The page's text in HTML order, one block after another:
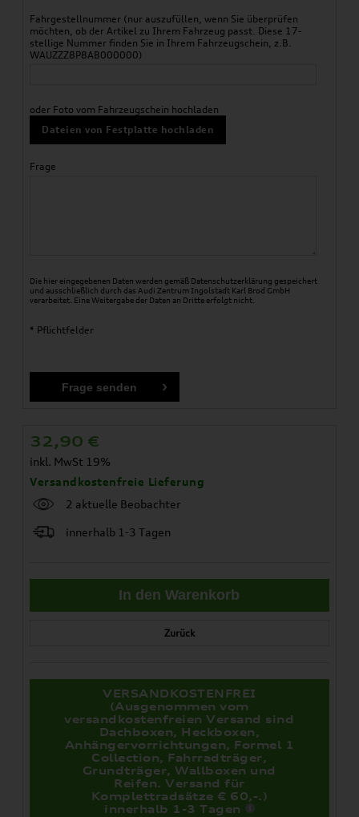
Fahrgestellnummer (nur auszufüllen, wenn Sie überprüfen
möchten, ob der Artikel zu Ihrem Fahrzeug passt. Diese 17-
stellige Nummer finden Sie in Ihrem Fahrzeugschein, z.B.
WAUZZZ8P8AB000000)
oder Foto vom Fahrzeugschein hochladen
Dateien von Festplatte hochladen
Frage
Die hier eingegebenen Daten werden gemäß Datenschutzerklärung gespeichert
und ausschließlich durch das Audi Zentrum Ingolstadt Karl Brod GmbH
verarbeitet. Eine Weitergabe der Daten an Dritte erfolgt nicht.
* Pflichtfelder
32,90 €
inkl. MwSt 19%
Versandkostenfreie Lieferung
2 aktuelle Beobachter
innerhalb 1-3 Tagen
Zurück
VERSANDKOSTENFREI
(Ausgenommen vom
versandkostenfreien Versand sind
Dachboxen, Heckboxen,
Anhängervorrichtungen, Formel 1
Collection, Fahrradträger,
Grundträger, Wallboxen und
Reifen. Versand für
Komplettradsätze € 60,-.)
innerhalb 1-3 Tagen